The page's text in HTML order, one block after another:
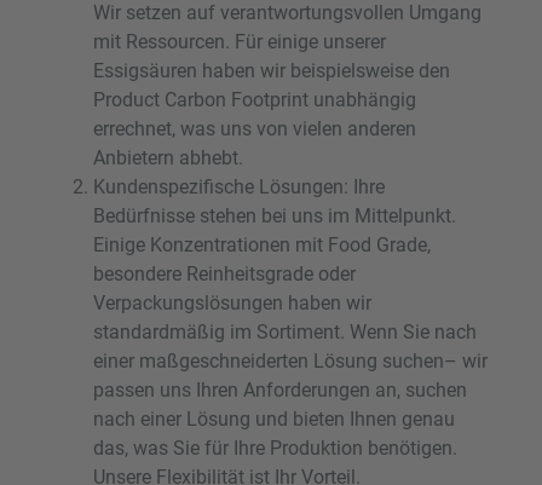
Wir setzen auf verantwortungsvollen Umgang
mit Ressourcen. Für einige unserer
Essigsäuren haben wir beispielsweise den
Product Carbon Footprint unabhängig
errechnet, was uns von vielen anderen
Anbietern abhebt.
Kundenspezifische Lösungen: Ihre
Bedürfnisse stehen bei uns im Mittelpunkt.
Einige Konzentrationen mit Food Grade,
besondere Reinheitsgrade oder
Verpackungslösungen haben wir
standardmäßig im Sortiment. Wenn Sie nach
einer maßgeschneiderten Lösung suchen– wir
passen uns Ihren Anforderungen an, suchen
nach einer Lösung und bieten Ihnen genau
das, was Sie für Ihre Produktion benötigen.
Unsere Flexibilität ist Ihr Vorteil.